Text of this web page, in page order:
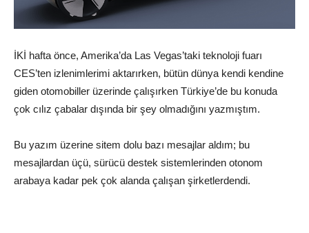
İKİ hafta önce, Amerika’da Las Vegas’taki teknoloji fuarı
CES’ten izlenimlerimi aktarırken, bütün dünya kendi kendine
giden otomobiller üzerinde çalışırken Türkiye’de bu konuda
çok cılız çabalar dışında bir şey olmadığını yazmıştım.
Bu yazım üzerine sitem dolu bazı mesajlar aldım; bu
mesajlardan üçü, sürücü destek sistemlerinden otonom
arabaya kadar pek çok alanda çalışan şirketlerdendi.